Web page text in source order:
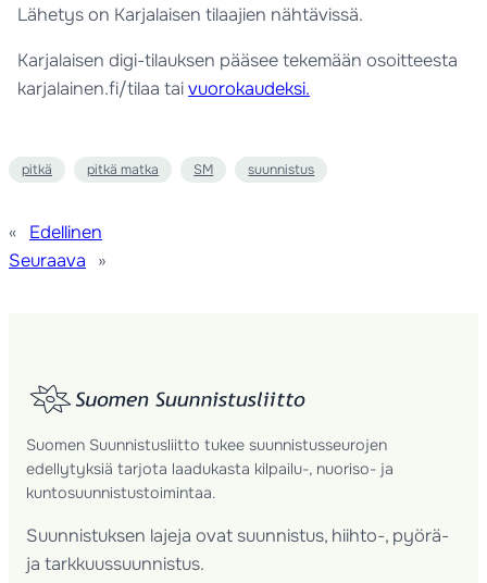
Lähetys on Karjalaisen tilaajien nähtävissä.
Karjalaisen digi-tilauksen pääsee tekemään osoitteesta
karjalainen.fi/tilaa taivuorokaudeksi.
pitkä pitkä matka SM suunnistus
«
Edellinen
Seuraava
»
Suomen Suunnistusliitto tukee suunnistusseurojen
edellytyksiä tarjota laadukasta kilpailu-, nuoriso- ja
kuntosuunnistustoimintaa.
Suunnistuksen lajeja ovat suunnistus, hiihto-, pyörä-
ja tarkkuussuunnistus.